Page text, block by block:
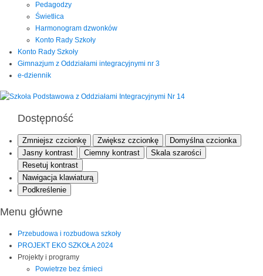
Pedagodzy
Świetlica
Harmonogram dzwonków
Konto Rady Szkoły
Konto Rady Szkoły
Gimnazjum z Oddziałami integracyjnymi nr 3
e-dziennik
Dostępność
Zmniejsz czcionkę Zwiększ czcionkę
Domyślna czcionka
Jasny kontrast
Ciemny kontrast
Skala szarości
Resetuj kontrast
Nawigacja klawiaturą
Podkreślenie
Menu główne
Przebudowa i rozbudowa szkoły
PROJEKT EKO SZKOŁA 2024
Projekty i programy
Powietrze bez śmieci